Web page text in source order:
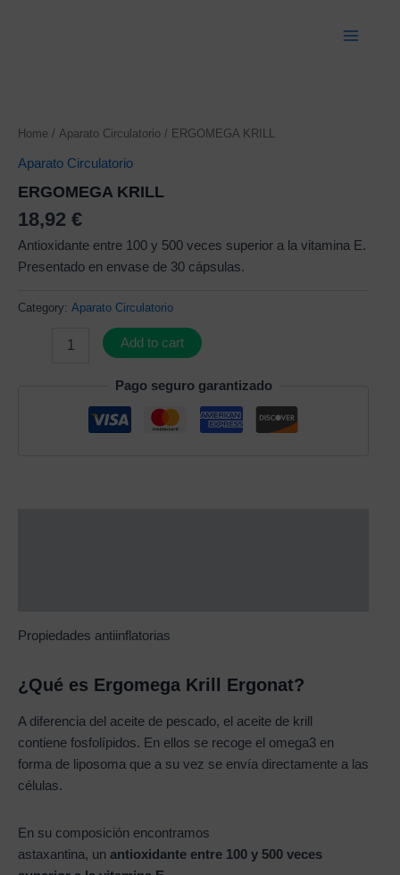
Home / Aparato Circulatorio / ERGOMEGA KRILL
Aparato Circulatorio
ERGOMEGA KRILL
18,92 €
Antioxidante entre 100 y 500 veces superior a la vitamina E.
Presentado en envase de 30 cápsulas.
Category: Aparato Circulatorio
quantity
Add to cart
Pago seguro garantizado
Propiedades antiinflatorias
¿Qué es Ergomega Krill Ergonat?
A diferencia del aceite de pescado, el aceite de krill
contiene fosfolípidos. En ellos se recoge el omega3 en
forma de liposoma que a su vez se envía directamente a las
células.
En su composición encontramos
astaxantina, un antioxidante entre 100 y 500 veces